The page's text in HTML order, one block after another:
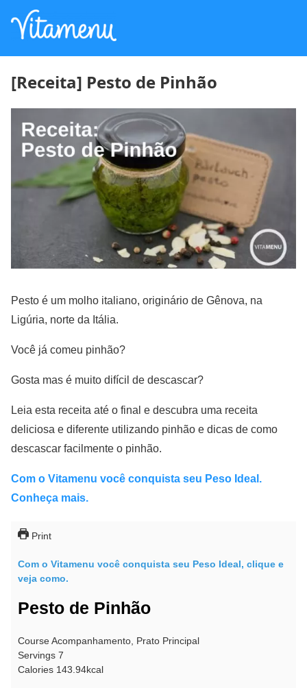
[Receita] Pesto de Pinhão
Pesto é um molho italiano, originário de Gênova, na
Ligúria, norte da Itália.
Você já comeu pinhão?
Gosta mas é muito difícil de descascar?
Leia esta receita até o final e descubra uma receita
deliciosa e diferente utilizando pinhão e dicas de como
descascar facilmente o pinhão.
Com o Vitamenu você conquista seu Peso Ideal.
Conheça mais.
Print
Com o Vitamenu você conquista seu Peso Ideal, clique e
veja como.
Pesto de Pinhão
CourseAcompanhamento, Prato Principal
Servings 7
Calories 143.94kcal